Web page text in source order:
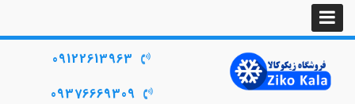
09122613963
09376669309